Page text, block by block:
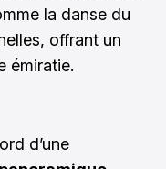
la danse du
offrant un
émiratie.
d’une